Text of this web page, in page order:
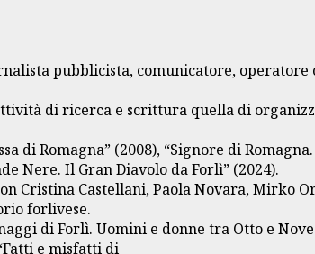
pubblicista, comunicatore,
di ricerca e scrittura quella di
Romagna” (2008), “Signore di
Nere. Il Gran Diavolo da Forlì” (2024).
Cristina Castellani, Paola Novara, Mirko
forlivese.
di Forlì. Uomini e donne tra Otto e
e misfatti di